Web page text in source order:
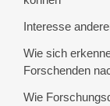
Interesse
Wie sich
Forschenden
Wie